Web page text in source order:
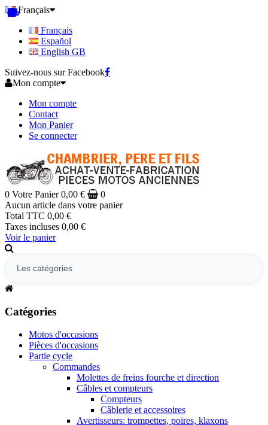
Français
Français
Español
English GB
Suivez-nous sur Facebook
Mon compte
Mon compte
Contact
Mon Panier
Se connecter
0 Votre Panier 0,00 €
0
Aucun article dans votre panier
Total TTC 0,00 €
Taxes incluses 0,00 €
Voir le panier
Catégories
Motos d'occasions
Pièces d'occasions
Partie cycle
Commandes
Molettes de freins fourche et direction
Câbles et compteurs
Compteurs
Câblerie et accessoires
Avertisseurs: trompettes, poires, klaxons